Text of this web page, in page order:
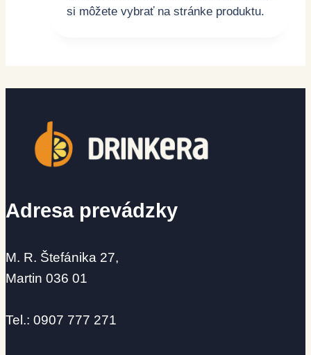
si môžete vybrať na stránke produktu.
Adresa prevádzky
M. R. Štefánika 27,
Martin 036 01
Tel.: 0907 777 271